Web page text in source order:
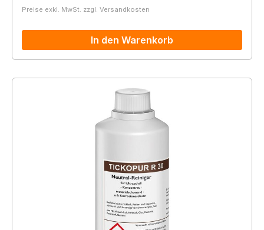
Preise exkl. MwSt. zzgl. Versandkosten
In den Warenkorb